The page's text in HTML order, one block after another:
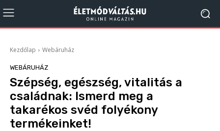
Kezdőlap Webáruház
WEBÁRUHÁZ
Szépség, egészség, vitalitás a
családnak: Ismerd meg a
takarékos svéd folyékony
termékeinket!